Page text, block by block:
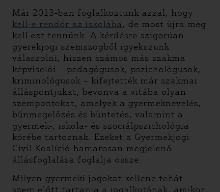
Már 2013-ban foglalkoztunk azzal, hogy
kell-e rendőr az iskolába, de most újra meg
kell ezt tennünk. A kérdésre szigorúan
gyerekjogi szemszögből igyekszünk
válaszolni, hiszen számos más szakma
képviselői – pedagógusok, pszichológusok,
kriminológusok – kifejtették már szakmai
álláspontjukat, bevonva a vitába olyan
szempontokat, amelyek a gyermeknevelés,
bűnmegelőzés és büntetés, valamint a
gyermek-, iskola- és szociálpszichológia
körébe tartoznak. Ezeket a Gyermekjogi
Civil Koalíció hamarosan megjelenő
állásfoglalása foglalja össze.
Milyen gyermeki jogokat kellene tehát
szem előtt tartania a jogalkotónak, amikor